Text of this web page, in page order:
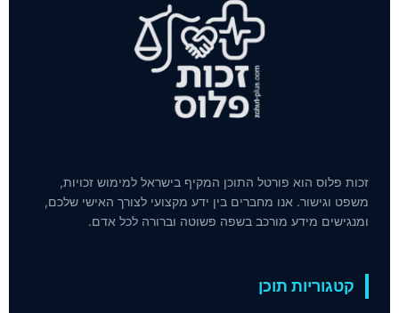
זכות פלוס הוא פורטל התוכן המקיף בישראל למימוש זכויות,
משפט וגישור. אנו מחברים בין ידע מקצועי לצורך האישי שלכם,
ומנגישים מידע מורכב בשפה פשוטה וברורה לכל אדם.
קטגוריות תוכן